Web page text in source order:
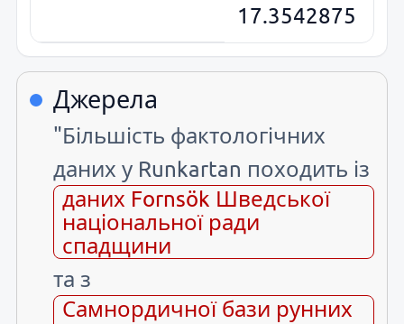
17.3542875
Джерела
"Більшість фактологічних
даних у Runkartan походить із
даних Fornsök Шведської
національної ради
спадщини
та з
Самнордичної бази рунних